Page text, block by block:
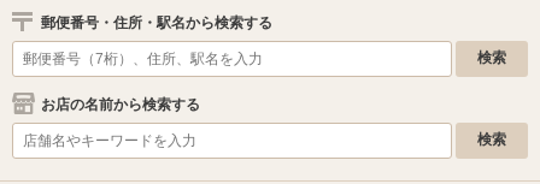
郵便番号・住所・駅名から検索する
お店の名前から検索する